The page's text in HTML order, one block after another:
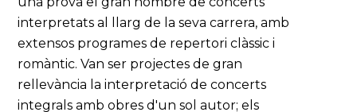
interpretats al llarg de la seva carrera, amb
extensos programes de repertori clàssic i
romàntic. Van ser projectes de gran
rellevància la interpretació de concerts
integrals amb obres d'un sol autor; els